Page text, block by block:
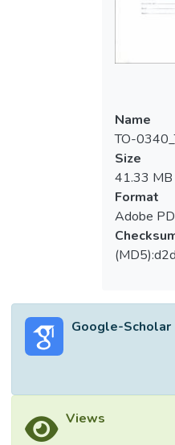
Name
TO-
Size
41.33 MB
Format
Adobe
Google-Scholar
Views